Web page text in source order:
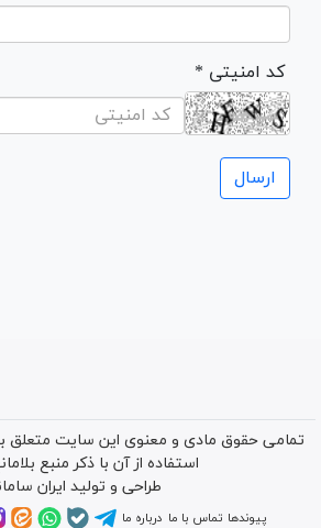
* کد امنیتی
تمامی حقوق مادی و معنوی این سایت متعلق
استفاده از آن با ذکر منبع
طراحی و تولید ایران
پیوندها تماس با ما درباره ما